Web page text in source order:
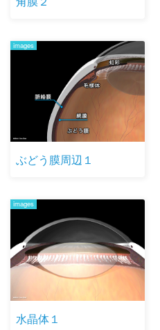
images
ぶどう膜周辺１
images
水晶体１